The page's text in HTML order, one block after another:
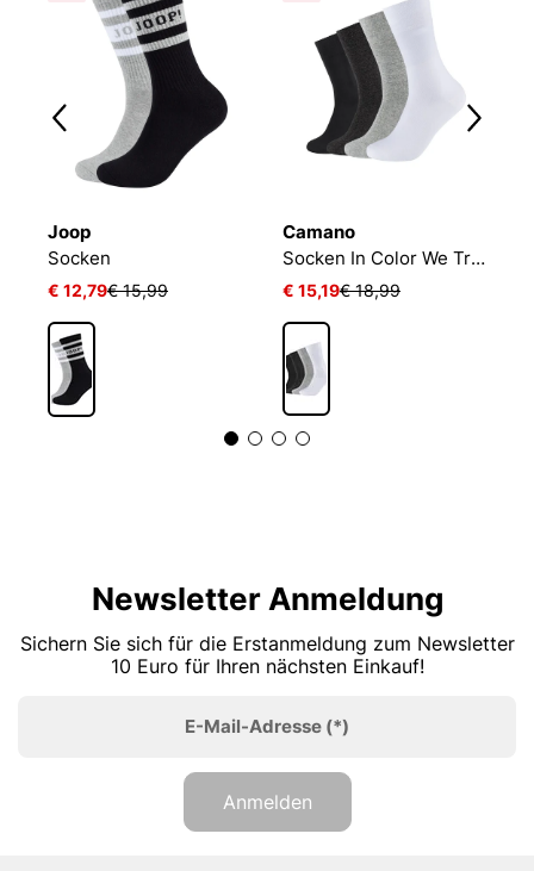
Joop
Socken
€ 12,79€ 15,99
Camano
Socken In Color We Trust
€ 15,19€ 18,99
Newsletter Anmeldung
Sichern Sie sich für die Erstanmeldung zum Newsletter
10 Euro für Ihren nächsten Einkauf!
E-Mail-Adresse (*)
Anmelden